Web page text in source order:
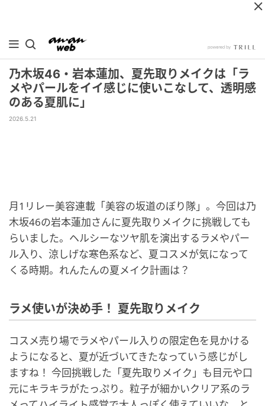
乃木坂46・岩本蓮加、夏先取りメイクは「ラ
メやパールをイイ感じに使いこなして、透明感
のある夏肌に」
2026.5.21
月1リレー美容連載「美容の坂道のぼり隊」。今回は乃
木坂46の岩本蓮加さんに夏先取りメイクに挑戦しても
らいました。ヘルシーなツヤ肌を演出するラメやパー
ル入り、涼しげな寒色系など、夏コスメが気になって
くる時期。れんたんの夏メイク計画は？
ラメ使いが決め手！ 夏先取りメイク
コスメ売り場でラメやパール入りの限定色を見かける
ようになると、夏が近づいてきたなっていう感じがし
ますね！ 今回挑戦した「夏先取りメイク」も目元や口
元にキラキラがたっぷり。粒子が細かいクリア系のラ